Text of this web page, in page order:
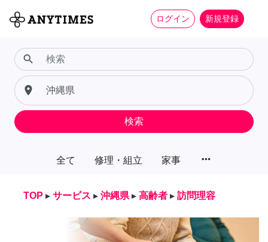
ログイン 新規登録
全て 修理・組立 家事 more_horiz
search
place
検索
TOP ▸ サービス ▸ 沖縄県 ▸ 高齢者 ▸ 訪問理容